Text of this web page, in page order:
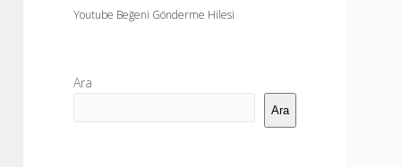
Youtube Beğeni Gönderme Hilesi
Yan
Menü
Ara
Ara